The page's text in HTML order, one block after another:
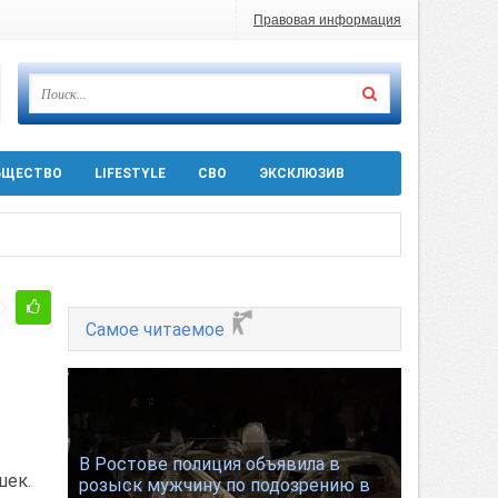
Правовая информация
LIFESTYLE СВО ЭКСКЛЮЗИВ
5 августа
Самое читаемое
В Ростове полиция объявила в
розыск мужчину по подозрению в